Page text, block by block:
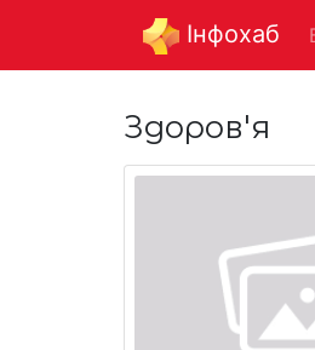
Інфохаб
Здоров'я